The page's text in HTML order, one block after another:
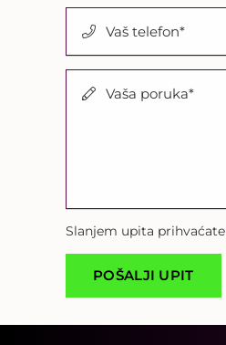
Vaš telefon*
Vaša poruka*
Slanjem upita prihvaćate